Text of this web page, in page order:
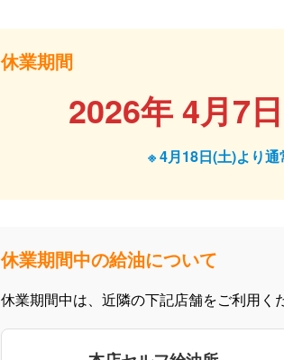
休業期間
2026年 4月7
※ 4月18日(土)より通
休業期間中の給油について
休業期間中は、近隣の下記店舗をご利用く